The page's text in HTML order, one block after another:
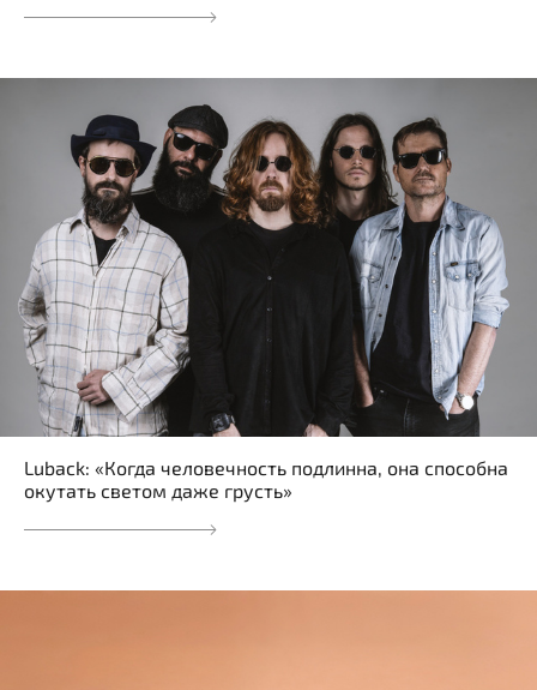
Luback: «Когда человечность подлинна, она способна
окутать светом даже грусть»